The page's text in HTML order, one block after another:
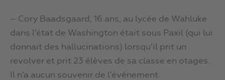
– Cory Baadsgaard, 16 ans, au lycée de Wahluke
dans l’état de Washington était sous Paxil (qui lui
donnait des hallucinations) lorsqu’il prit un
revolver et prit 23 élèves de sa classe en otages.
Il n’a aucun souvenir de l’événement.